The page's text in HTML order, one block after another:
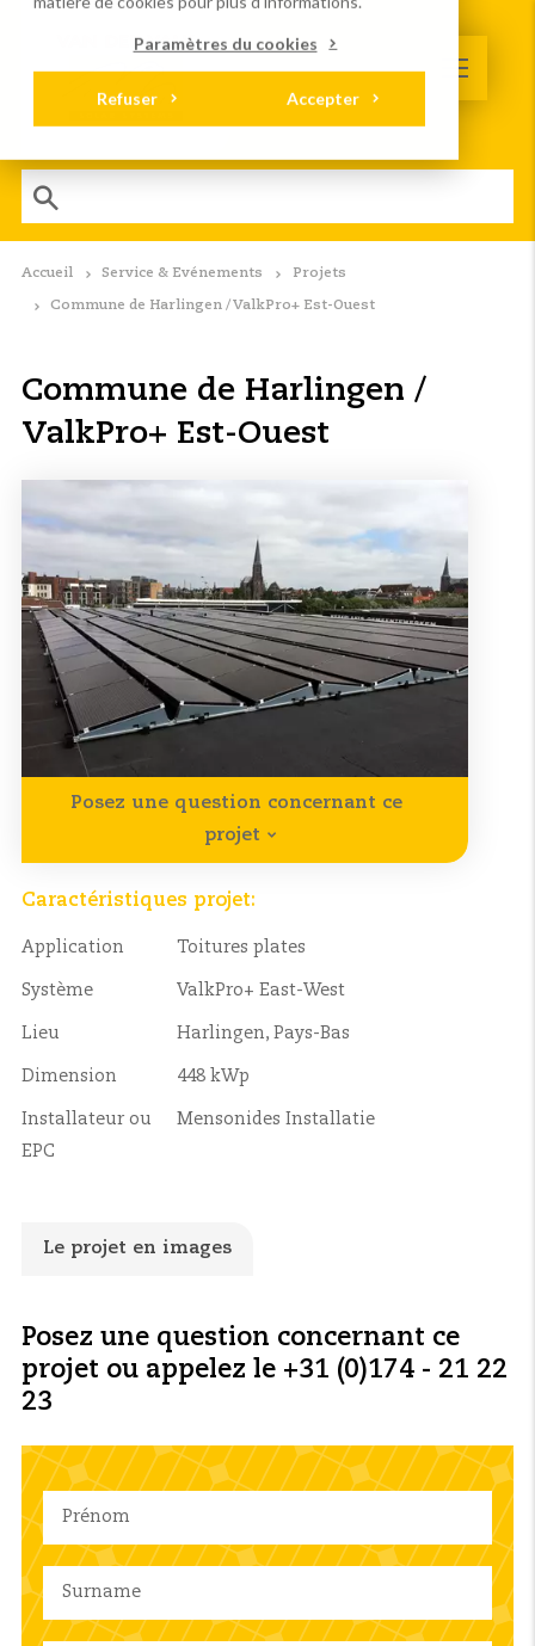
Paramètres du cookies
Accepter
Refuser
Accueil Service & Evénements Projets
Commune de Harlingen / ValkPro+ Est-Ouest
Commune de Harlingen /
ValkPro+ Est-Ouest
Posez une question concernant ce
projet
Caractéristiques projet:
Application Toitures plates
Système ValkPro+ East-West
Lieu Harlingen, Pays-Bas
Dimension 448 kWp
Installateur ou
EPC
Mensonides Installatie
Le projet en images
Posez une question concernant ce
projet ou appelez le +31 (0)174 - 21 22
23